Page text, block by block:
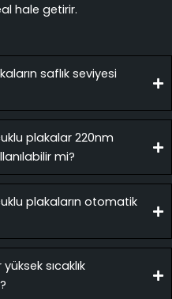
hale getirir.
saflık seviyesi
plakalar 220nm
mi?
plakaların otomatik
sıcaklık